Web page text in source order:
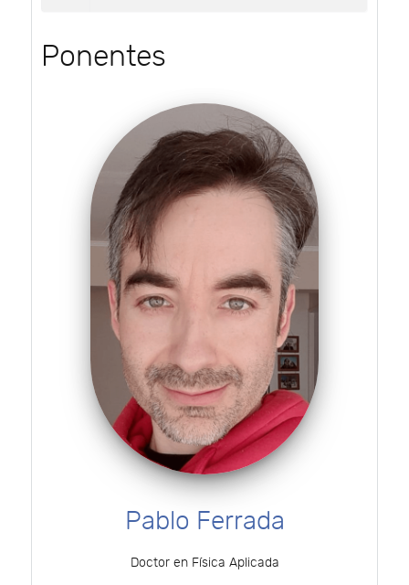
Ponentes
Pablo Ferrada
Doctor en Física Aplicada